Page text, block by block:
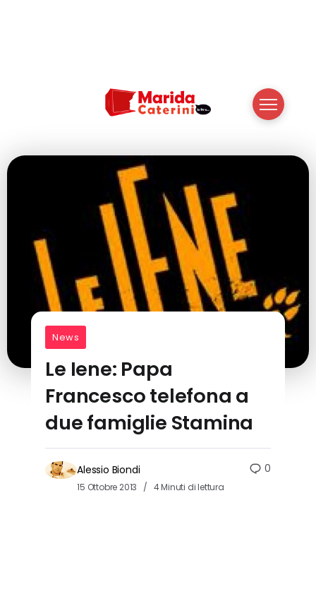
News
Le Iene: Papa
Francesco telefona a
due famiglie Stamina
Alessio Biondi
15 Ottobre 2013 4 Minuti di lettura
0